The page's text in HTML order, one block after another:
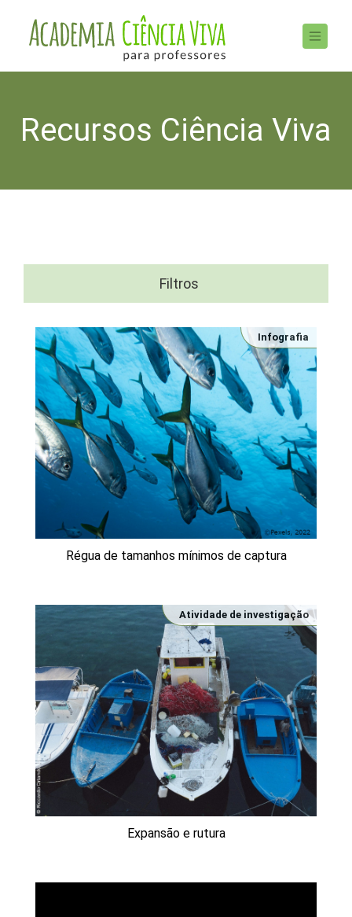
Recursos Ciência Viva
Filtros
Régua de tamanhos mínimos de captura
Infografia
Expansão e rutura
Atividade de investigação